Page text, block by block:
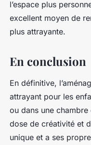
l’espace plus
excellent moyen de
plus attrayante.
En conclusion
En définitive,
attrayant pour les
ou dans une chambre
dose de créativité et
unique et a ses